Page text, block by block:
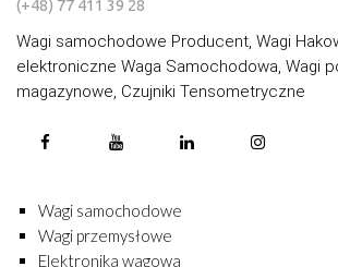
(+48) 77 411 39 28
Wagi samochodowe Producent, Wagi
elektroniczne Waga Samochodowa, Wagi
magazynowe, Czujniki Tensometryczne
Wagi samochodowe
Wagi przemysłowe
Elektronika wagowa